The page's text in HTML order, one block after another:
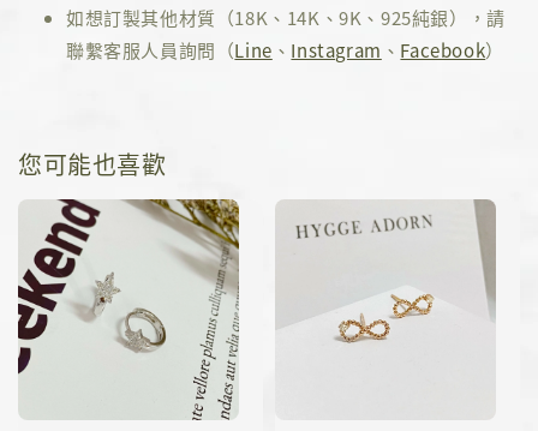
如想訂製其他材質（18K、14K、9K、925純銀），請
聯繫客服人員詢問（Line 、 Instagram 、 Facebook）
您可能也喜歡